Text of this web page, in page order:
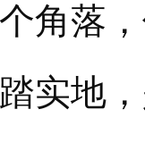
角落
实地